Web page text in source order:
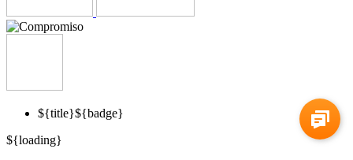
${title}${badge}
${loading}